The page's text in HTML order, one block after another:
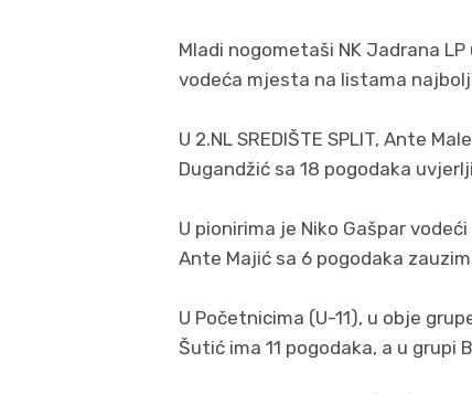
Mladi nogometaši NK Jadrana
vodeća mjesta na listama
U 2.NL SREDIŠTE SPLIT, Ante
Dugandžić sa 18 pogodaka
U pionirima je Niko Gašpar
Ante Majić sa 6 pogodaka
U Početnicima (U-11), u obje
Šutić ima 11 pogodaka, a u grupi